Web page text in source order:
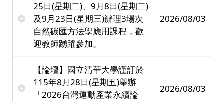
25日(星期二)、9月8日(星期二)
及9月23日(星期三)辦理3場次
自然碳匯方法學應用課程，歡
迎教師踴躍參加。
2026/08/03
【論壇】國立清華大學謹訂於
115年8月28日(星期五)舉辦
「2026台灣運動產業永續論
2026/08/03